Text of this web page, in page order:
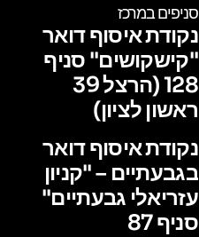
סניפים במרכז
נקודת איסוף דואר
"קישקושים" סניף
128 (הרצל 39
ראשון לציון)
נקודת איסוף דואר
בגבעתיים – "קניון
עזריאלי גבעתיים"
סניף 87